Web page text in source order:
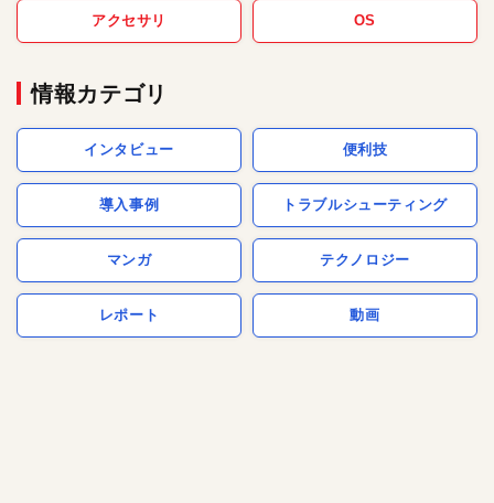
アクセサリ OS
情報カテゴリ
インタビュー 便利技
導入事例 トラブルシューティング
マンガ テクノロジー
レポート 動画